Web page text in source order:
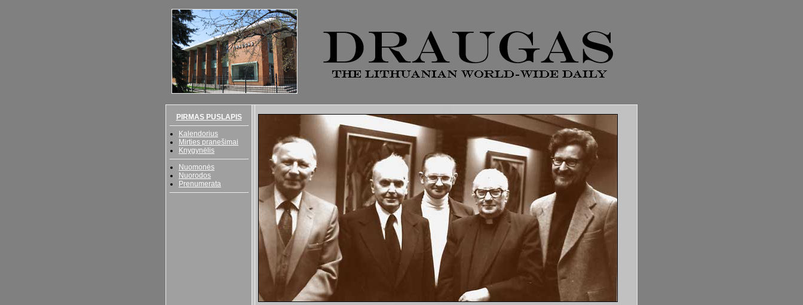
PIRMAS PUSLAPIS
Kalendorius
Mirties pranešimai
Knygynėlis
Nuomonės
Nuorodos
Prenumerata